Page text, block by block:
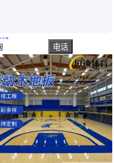
方米
电话